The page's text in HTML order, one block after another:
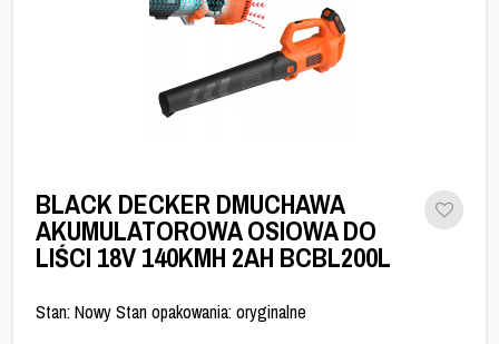
BLACK DECKER DMUCHAWA
AKUMULATOROWA OSIOWA DO
LIŚCI 18V 140KMH 2AH BCBL200L
Stan: Nowy Stan opakowania: oryginalne